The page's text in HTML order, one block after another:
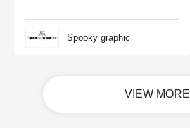
Spooky graphic
VIEW MORE